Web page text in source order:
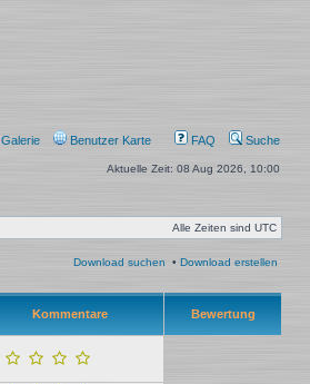
Galerie Benutzer Karte FAQ Suche
Aktuelle Zeit: 08 Aug 2026, 10:00
Alle Zeiten sind UTC
Download suchen • Download erstellen
Kommentare Bewertung